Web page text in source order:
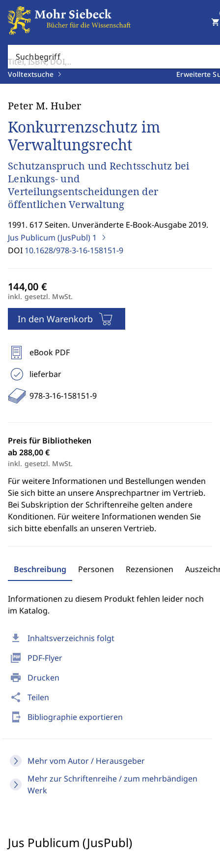
Suchbegriff
Volltextsuche Erweiterte
shopping_cart
download Inhaltsverzeichnis folgt
picture_as_pdf PDF-Flyer
print Drucken
share Teilen
send_to_mobile Bibliographie exportieren
Mehr vom Autor / Herausgeber
Mehr zur Schriftenreihe / zum mehrbändigen
Werk
Peter M. Huber
Konkurrenzschutz im
Verwaltungsrecht
Schutzanspruch und Rechtsschutz bei
Lenkungs- und
Verteilungsentscheidungen der
öffentlichen Verwaltung
1991. 617 Seiten. Unveränderte E-Book-Ausgabe 2019.
Jus Publicum (JusPubl) 1
DOI 10.1628/978-3-16-158151-9
inkl. gesetzl. MwSt.
In den Warenkorb
eBook PDF
lieferbar
978-3-16-158151-9
Preis für Bibliotheken
ab 288,00 €
inkl. gesetzl. MwSt.
Für weitere Informationen und Bestellungen wenden
Sie sich bitte an unsere Ansprechpartner im Vertrieb.
Bei Subskription der Schriftenreihe gelten andere
Konditionen. Für weitere Informationen wenden Sie
sich bitte ebenfalls an unseren Vertrieb.
Beschreibung Personen Rezensionen
Informationen zu diesem Produkt fehlen leider noch
im Katalog.
Jus Publicum (JusPubl)